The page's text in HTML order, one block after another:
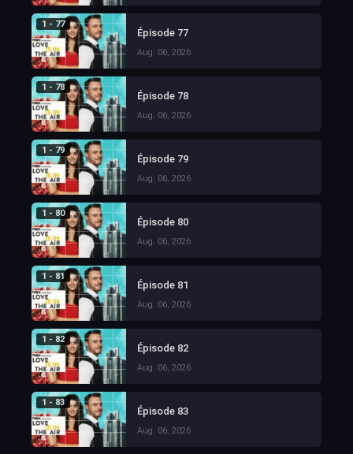
1 - 77
Épisode 77
Aug. 06, 2026
1 - 78
Épisode 78
Aug. 06, 2026
1 - 79
Épisode 79
Aug. 06, 2026
1 - 80
Épisode 80
Aug. 06, 2026
1 - 81
Épisode 81
Aug. 06, 2026
1 - 82
Épisode 82
Aug. 06, 2026
1 - 83
Épisode 83
Aug. 06, 2026